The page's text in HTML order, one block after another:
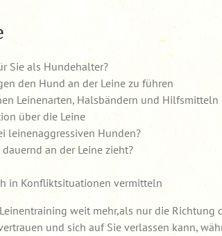
Sie als Hundehalter?
den Hund an der Leine zu führen
Leinenarten, Halsbändern und Hilfsmitteln
über die Leine
leinenaggressiven Hunden?
an der Leine zieht?
in Konfliktsituationen vermitteln
weit mehr,als nur die Richtung
und sich auf Sie verlassen kann,